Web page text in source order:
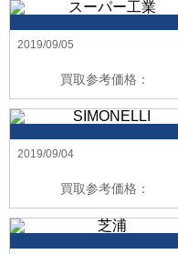
2019/09/05
買取参考価格：
2019/09/04
買取参考価格：